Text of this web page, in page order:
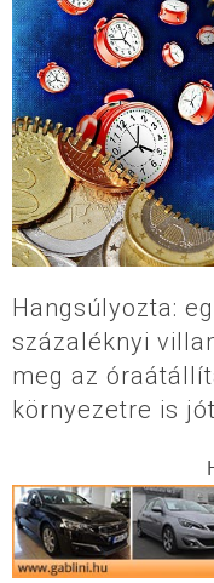
Hangsúlyozta:
százaléknyi
meg az
környezetre is